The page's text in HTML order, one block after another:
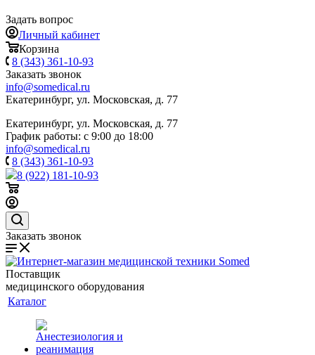
Задать вопрос
Личный кабинет
Корзина
8 (343) 361-10-93
Заказать звонок
info@somedical.ru
Екатеринбург, ул. Московская, д. 77
Екатеринбург, ул. Московская, д. 77
График работы: с 9:00 до 18:00
info@somedical.ru
8 (343) 361-10-93
8 (922) 181-10-93
Заказать звонок
Поставщик
медицинского оборудования
Каталог